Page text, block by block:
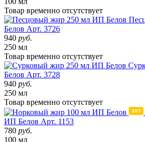
Товар временно отсутствует
Белов Арт. 3726
940 руб.
250 мл
Товар временно отсутствует
Белов Арт. 3728
940 руб.
250 мл
Товар временно отсутствует
ИП Белов Арт. 1153
780 руб.
100 мл